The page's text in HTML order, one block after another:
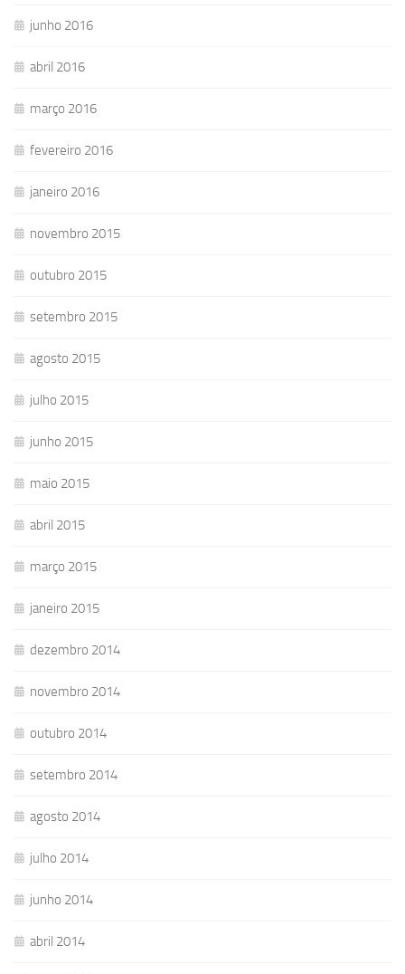
junho 2016
abril 2016
março 2016
fevereiro 2016
janeiro 2016
novembro 2015
outubro 2015
setembro 2015
agosto 2015
julho 2015
junho 2015
maio 2015
abril 2015
março 2015
janeiro 2015
dezembro 2014
novembro 2014
outubro 2014
setembro 2014
agosto 2014
julho 2014
junho 2014
abril 2014